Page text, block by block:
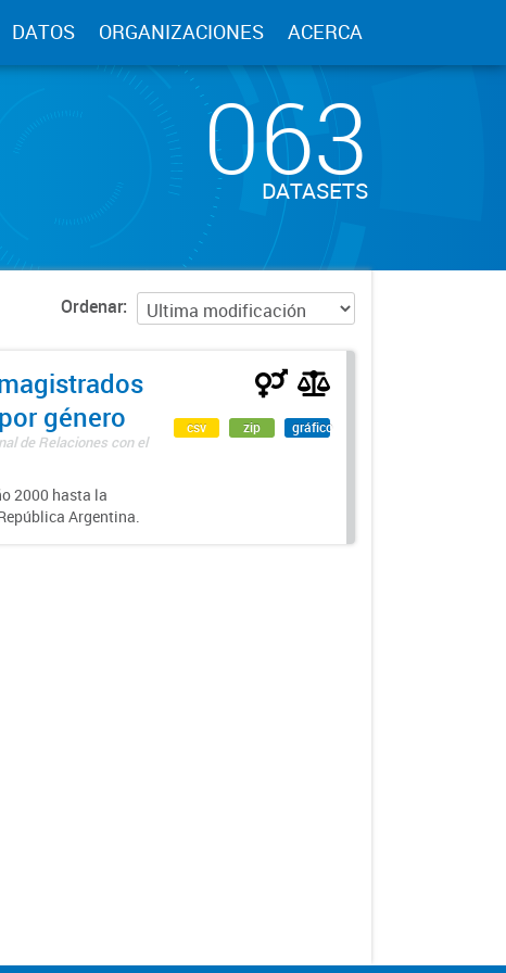
DATOS ORGANIZACIONES ACERCA
063
DATASETS
Ordenar
género
de Relaciones con el
2000 hasta la
Argentina.
csv zip gráfico